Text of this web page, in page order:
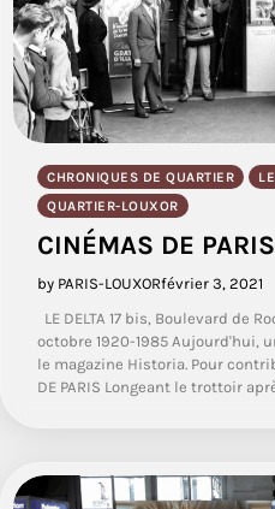
CHRONIQUES DE QUARTIER
QUARTIER-LOUXOR
CINÉMAS DE
by PARIS-LOUXORfévrier 3, 2021
LE DELTA 17 bis, Boulevard de
octobre 1920-1985 Aujourd'hui,
le magazine Historia. Pour
DE PARIS Longeant le trottoir